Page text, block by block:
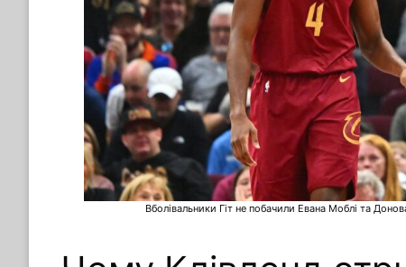
Вболівальники Гіт не побачили Евана Моблі та